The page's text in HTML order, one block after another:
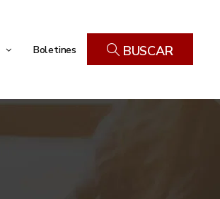
Boletines BUSCAR